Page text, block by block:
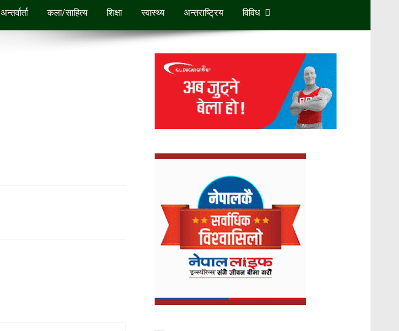
अन्तर्वार्ता कला/साहित्य शिक्षा स्वास्थ्य अन्तराष्ट्रिय विविध